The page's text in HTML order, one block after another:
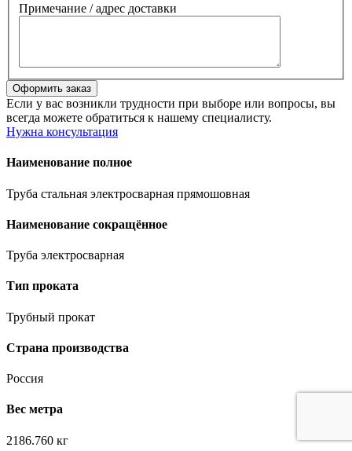
Примечание / адрес доставки
Если у вас возникли трудности при выборе или вопросы, вы
всегда можете обратиться к нашему специалисту.
Нужна консультация
Наименование полное
Труба стальная электросварная прямошовная
Наименование сокращённое
Труба электросварная
Тип проката
Трубный прокат
Страна производства
Россия
Вес метра
2186.760 кг